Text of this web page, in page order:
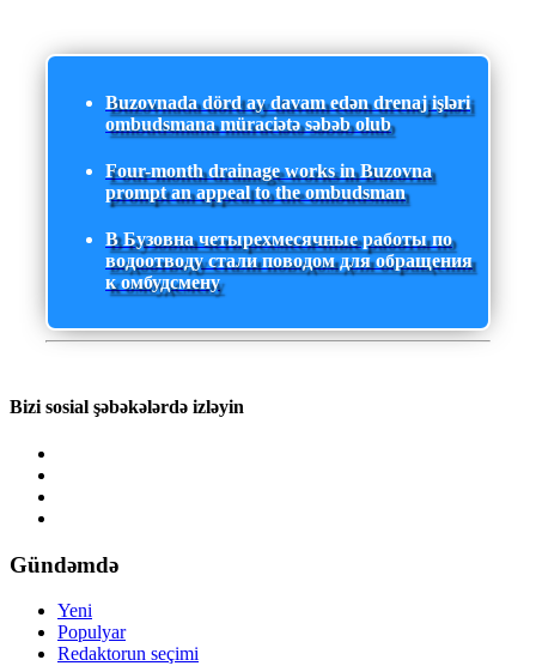
Buzovnada dörd ay davam edən drenaj işləri
ombudsmana müraciətə səbəb olub
Four-month drainage works in Buzovna
prompt an appeal to the ombudsman
В Бузовна четырехмесячные работы по
водоотводу стали поводом для обращения
к омбудсмену
Bizi sosial şəbəkələrdə izləyin
Gündəmdə
Yeni
Populyar
Redaktorun seçimi